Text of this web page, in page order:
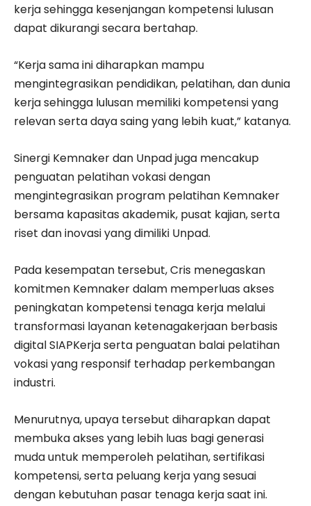
kerja sehingga kesenjangan kompetensi lulusan
dapat dikurangi secara bertahap.
“Kerja sama ini diharapkan mampu
mengintegrasikan pendidikan, pelatihan, dan dunia
kerja sehingga lulusan memiliki kompetensi yang
relevan serta daya saing yang lebih kuat,” katanya.
Sinergi Kemnaker dan Unpad juga mencakup
penguatan pelatihan vokasi dengan
mengintegrasikan program pelatihan Kemnaker
bersama kapasitas akademik, pusat kajian, serta
riset dan inovasi yang dimiliki Unpad.
Pada kesempatan tersebut, Cris menegaskan
komitmen Kemnaker dalam memperluas akses
peningkatan kompetensi tenaga kerja melalui
transformasi layanan ketenagakerjaan berbasis
digital SIAPKerja serta penguatan balai pelatihan
vokasi yang responsif terhadap perkembangan
industri.
Menurutnya, upaya tersebut diharapkan dapat
membuka akses yang lebih luas bagi generasi
muda untuk memperoleh pelatihan, sertifikasi
kompetensi, serta peluang kerja yang sesuai
dengan kebutuhan pasar tenaga kerja saat ini.